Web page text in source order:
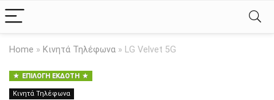
Home » Κινητά Τηλέφωνα » LG Velvet 5G
ΕΠΙΛΟΓΉ ΕΚΔΌΤΗ
Κινητά Τηλέφωνα